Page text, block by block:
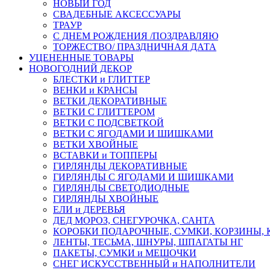
НОВЫЙ ГОД
СВАДЕБНЫЕ АКСЕССУАРЫ
ТРАУР
С ДНЕМ РОЖДЕНИЯ /ПОЗДРАВЛЯЮ
ТОРЖЕСТВО/ ПРАЗДНИЧНАЯ ДАТА
УЦЕНЕННЫЕ ТОВАРЫ
НОВОГОДНИЙ ДЕКОР
БЛЕСТКИ и ГЛИТТЕР
ВЕНКИ и КРАНСЫ
ВЕТКИ ДЕКОРАТИВНЫЕ
ВЕТКИ С ГЛИТТЕРОМ
ВЕТКИ С ПОДСВЕТКОЙ
ВЕТКИ С ЯГОДАМИ И ШИШКАМИ
ВЕТКИ ХВОЙНЫЕ
ВСТАВКИ и ТОППЕРЫ
ГИРЛЯНДЫ ДЕКОРАТИВНЫЕ
ГИРЛЯНДЫ С ЯГОДАМИ И ШИШКАМИ
ГИРЛЯНДЫ СВЕТОДИОДНЫЕ
ГИРЛЯНДЫ ХВОЙНЫЕ
ЕЛИ и ДЕРЕВЬЯ
ДЕД МОРОЗ, СНЕГУРОЧКА, САНТА
КОРОБКИ ПОДАРОЧНЫЕ, СУМКИ,
ЛЕНТЫ, ТЕСЬМА, ШНУРЫ, ШПАГАТЫ НГ
ПАКЕТЫ, СУМКИ и МЕШОЧКИ
СНЕГ ИСКУССТВЕННЫЙ и НАПОЛНИТЕЛИ